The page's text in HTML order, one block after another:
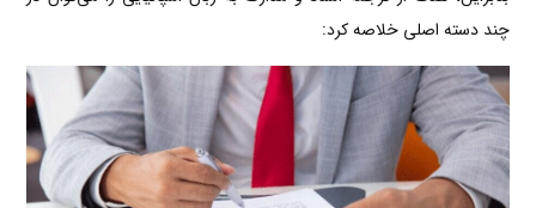
چند دسته اصلی خلاصه کرد: